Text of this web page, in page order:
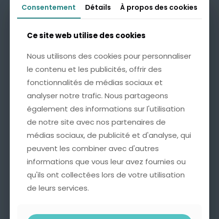
Le design est exactement ce que l’on peut
rechercher en tant que femme pour
ranger tous nos bijoux.
Consentement Détails À propos des cookies
Ce site web utilise des cookies
Nous utilisons des cookies pour personnaliser
le contenu et les publicités, offrir des
fonctionnalités de médias sociaux et
analyser notre trafic. Nous partageons
également des informations sur l'utilisation
de notre site avec nos partenaires de
médias sociaux, de publicité et d'analyse, qui
peuvent les combiner avec d'autres
informations que vous leur avez fournies ou
qu'ils ont collectées lors de votre utilisation
de leurs services.
Consentement Détails À propos des cookies
Ce site web utilise des cookies
Nous utilisons des cookies pour personnaliser
le contenu et les publicités, offrir des
fonctionnalités de médias sociaux et
analyser notre trafic. Nous partageons
également des informations sur l'utilisation
de notre site avec nos partenaires de
médias sociaux, de publicité et d'analyse, qui
peuvent les combiner avec d'autres
informations que vous leur avez fournies ou
qu'ils ont collectées lors de votre utilisation
de leurs services.